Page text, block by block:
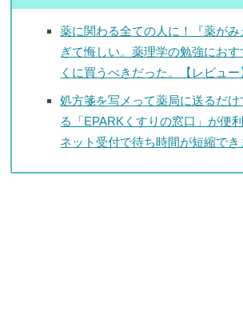
薬に関わる全ての人に！『薬が
ぎて悔しい。薬理学の勉強にお
くに買うべきだった。【レビュー
処方箋を写メって薬局に送るだ
る「EPARKくすりの窓口」が便
ネット受付で待ち時間が短縮でき